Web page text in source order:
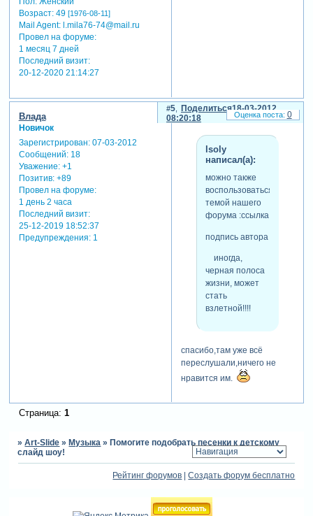
Возраст:49 [1976-08-11]
Mail Agent:l.mila76-74@mail.ru
Провел на форуме:
1 месяц 7 дней
Последний визит:
20-12-2020 21:14:27
Поделиться
5
18-03-2012
08:20:18
Влада
Новичок
Зарегистрирован: 07-03-2012
Сообщений:18
Уважение: +1
Позитив: +89
Провел на форуме:
1 день 2 часа
Последний визит:
25-12-2019 18:52:37
Предупреждения:1
lsoly
написал(а):
можно также
воспользоваться
темой нашего
форума :ссылка
подпись автора
иногда,
черная полоса
жизни, может
стать
взлетной!!!!
спасибо,там уже всё
переслушали,ничего не
нравится им.
0
Страница: 1
»Art-Slide » Музыка » Помогите подобрать песенки к детскому
слайд шоу!
Рейтинг форумов |Создать форум бесплатно